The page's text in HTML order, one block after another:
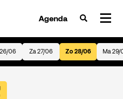
Agenda
06 Za 27/06 Zo 28/06 Ma 29/